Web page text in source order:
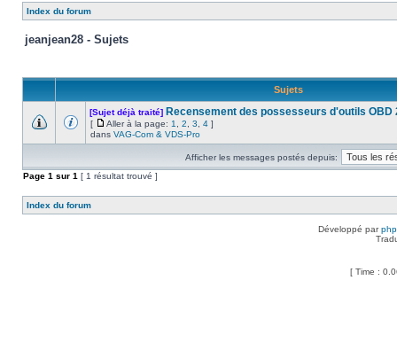
Index du forum
jeanjean28 - Sujets
Sujets
[Sujet déjà traité] Recensement des possesseurs d'outils OBD
[ Aller à la page: 1 2 3 4 ]
dans VAG-Com & VDS-Pro
Afficher les messages postés depuis:
Page 1 sur 1 [ 1 résultat trouvé ]
Index du forum
Développé par
[ Time :